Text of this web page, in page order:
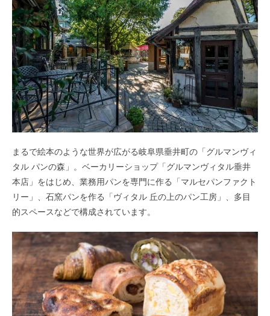
まるで絵本のような世界が広がる岐阜県垂井町の「グルマンヴィ
タル パンの森」。ベーカリーショップ「グルマンヴィタル垂井
本店」をはじめ、業務用パンを専門に作る「マルセパンファクト
リー」、石窯パンを作る「ヴィタル 丘の上のパン工房」、多目
的スペースなどで構成されています。